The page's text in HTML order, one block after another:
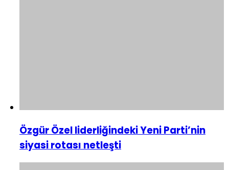
Özgür Özel liderliğindeki Yeni Parti’nin
siyasi rotası netleşti